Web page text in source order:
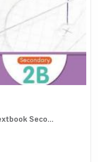
Seco...